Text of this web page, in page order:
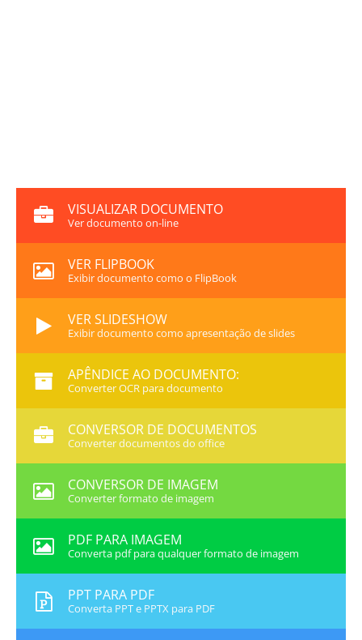
VISUALIZAR DOCUMENTO
Ver documento on-line
VER FLIPBOOK
Exibir documento como o FlipBook
VER SLIDESHOW
Exibir documento como apresentação de slides
APÊNDICE AO DOCUMENTO:
Converter OCR para documento
CONVERSOR DE DOCUMENTOS
Converter documentos do office
CONVERSOR DE IMAGEM
Converter formato de imagem
PDF PARA IMAGEM
Converta pdf para qualquer formato de imagem
PPT PARA PDF
Converta PPT e PPTX para PDF